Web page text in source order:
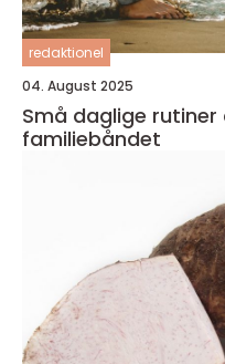
redaktionel
04. August 2025
Små daglige rutiner
familiebåndet